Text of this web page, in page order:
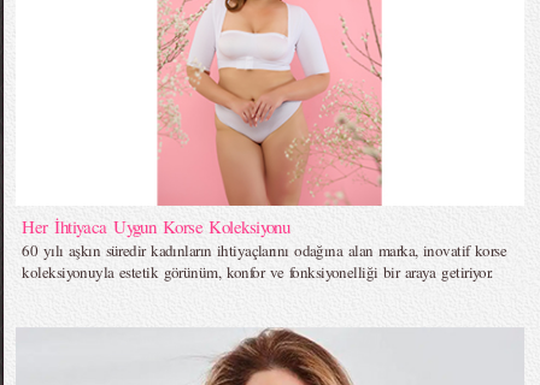
Her İhtiyaca Uygun Korse Koleksiyonu
60 yılı aşkın süredir kadınların ihtiyaçlarını odağına alan marka, inovatif korse
koleksiyonuyla estetik görünüm, konfor ve fonksiyonelliği bir araya getiriyor.